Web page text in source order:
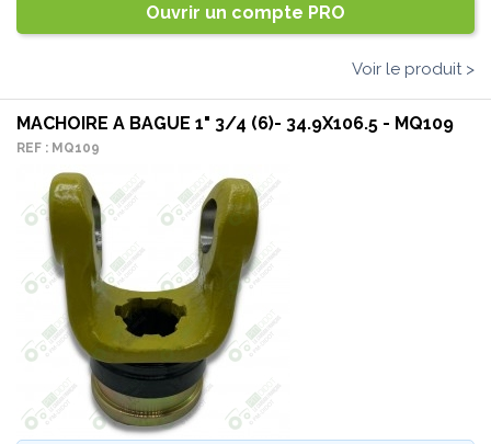
Ouvrir un compte PRO
Voir le produit >
MACHOIRE A BAGUE 1" 3/4 (6)- 34.9X106.5 - MQ109
REF : MQ109